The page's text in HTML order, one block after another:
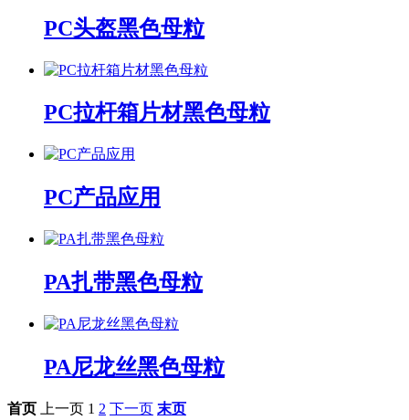
PC头盔黑色母粒
PC拉杆箱片材黑色母粒
PC产品应用
PA扎带黑色母粒
PA尼龙丝黑色母粒
首页 上一页 1 2 下一页 末页